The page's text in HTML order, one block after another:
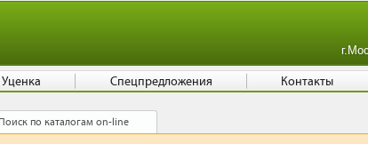
Поиск по каталогам on-line
Уценка Спецпредложения Контакты